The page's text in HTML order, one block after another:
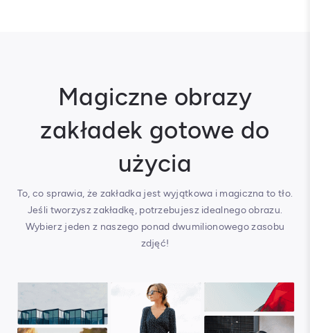
Magiczne obrazy
zakładek gotowe do
użycia
To, co sprawia, że zakładka jest wyjątkowa i magiczna to tło.
Jeśli tworzysz zakładkę, potrzebujesz idealnego obrazu.
Wybierz jeden z naszego ponad dwumilionowego zasobu
zdjęć!